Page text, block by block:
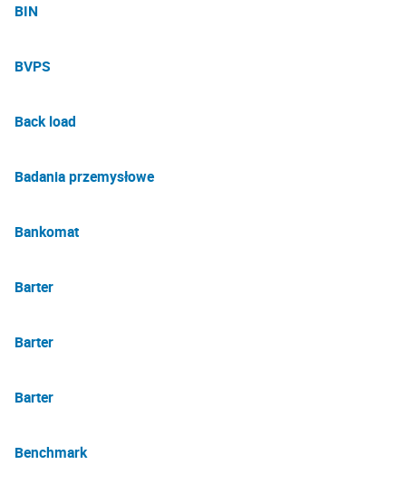
BIN
BVPS
Back load
Badania przemysłowe
Bankomat
Barter
Barter
Barter
Benchmark